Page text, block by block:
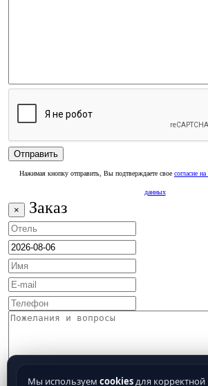
Нажимая кнопку отправить, Вы подтверждаете свое согласие
данных
× Заказ
Мы используем cookiesдля корректной